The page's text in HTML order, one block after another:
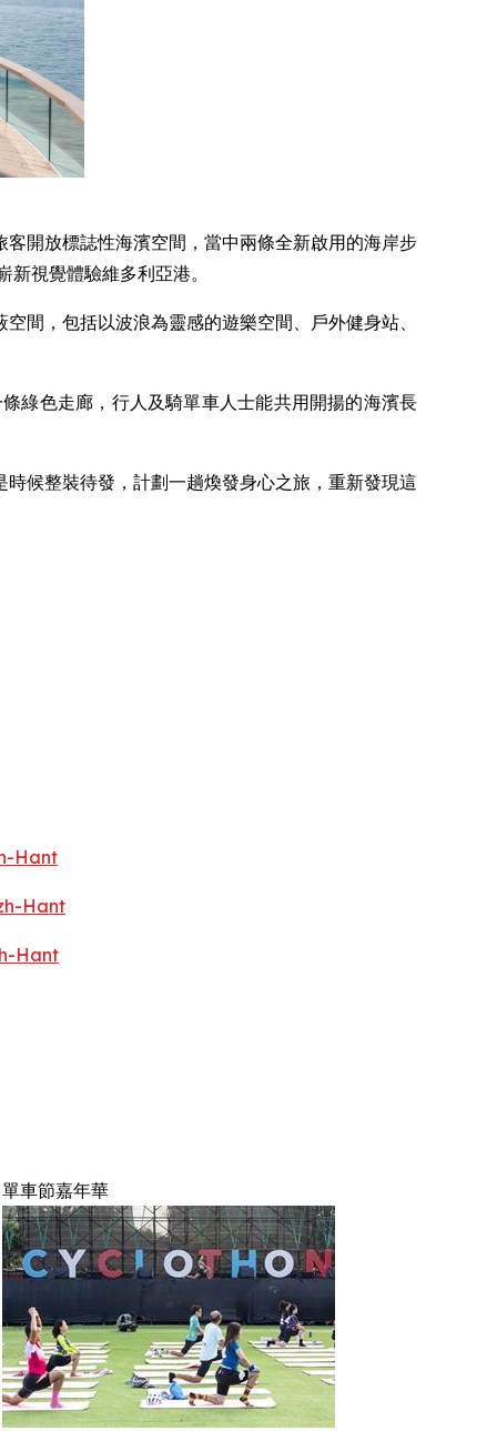
開放標誌性海濱空間，當中兩條全新啟用的海岸步
視覺體驗維多利亞港。
間，包括以波浪為靈感的遊樂空間、戶外健身站、
綠色走廊，行人及騎單車人士能共用開揚的海濱長
候整裝待發，計劃一趟煥發身心之旅，重新發現這
Hant
Hant
Hant
單車節嘉年華